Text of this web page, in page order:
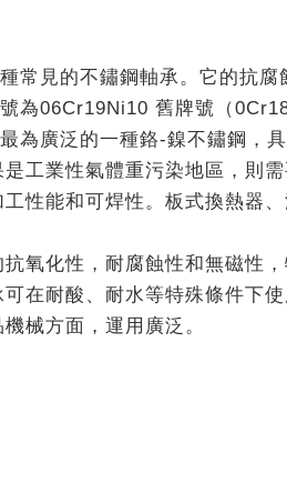
常見的不鏽鋼軸承。它的抗腐
06Cr19Ni10 舊牌號（
廣泛的一種鉻-鎳不鏽鋼，具
工業性氣體重污染地區，則
性能和可焊性。板式換熱器
化性，耐腐蝕性和無磁性，
在耐酸、耐水等特殊條件下
械方面，運用廣泛。